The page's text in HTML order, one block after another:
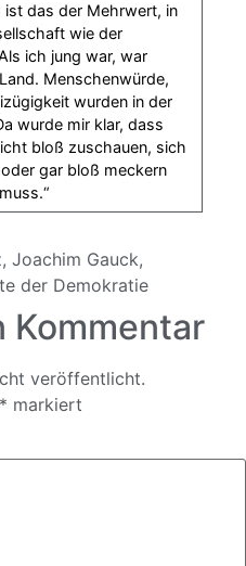
das der Mehrwert, in
wie der
ich jung war, war
Menschenwürde,
wurden in der
wurde mir klar, dass
bloß zuschauen, sich
gar bloß meckern
, Joachim Gauck,
der Demokratie
Kommentar
veröffentlicht.
* markiert